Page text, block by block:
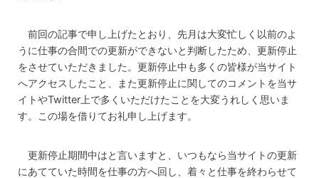
前回の記事で申し上げたとおり、先月は大変忙しく以前のよ
うに仕事の合間での更新ができないと判断したため、更新停止
をさせていただきました。更新停止中も多くの皆様が当サイト
へアクセスしたこと、また更新停止に関してのコメントを当サ
イトやTwitter上で多くいただけたことを大変うれしく思いま
す。この場を借りてお礼申し上げます。
更新停止期間中はと言いますと、いつもなら当サイトの更新
にあてていた時間を仕事の方へ回し、着々と仕事を終わらせて